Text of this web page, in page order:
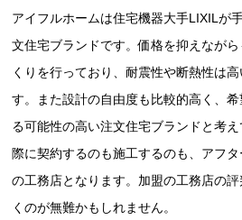
アイフルホームは住宅機器大手LIXILが
文住宅ブランドです。価格を抑えなが
くりを行っており、耐震性や断熱性は
す。また設計の自由度も比較的高く、
る可能性の高い注文住宅ブランドと考
際に契約するのも施工するのも、アフ
の工務店となります。加盟の工務店の
くのが無難かもしれません。